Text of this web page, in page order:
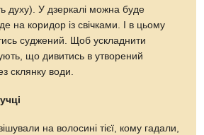
духу). У дзеркалі можна буде
на коридор із свічками. І в цьому
суджений. Щоб ускладнити
що дивитись в утворений
склянку води.
на волосині тієї, кому гадали,